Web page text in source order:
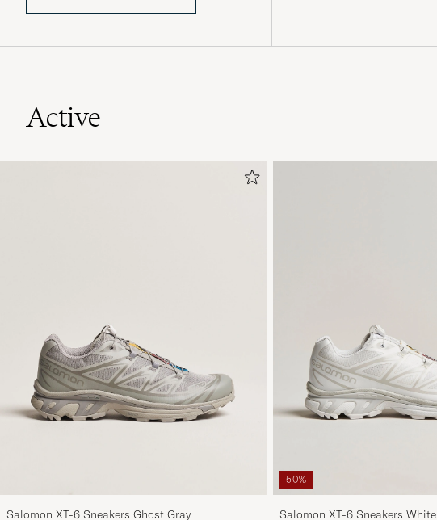
Active
Salomon XT-6 Sneakers Ghost Gray
50%
Salomon XT-6 Sneakers White